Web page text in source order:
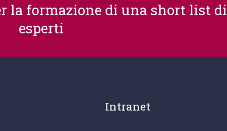
la formazione di una short list di
esperti
Intranet